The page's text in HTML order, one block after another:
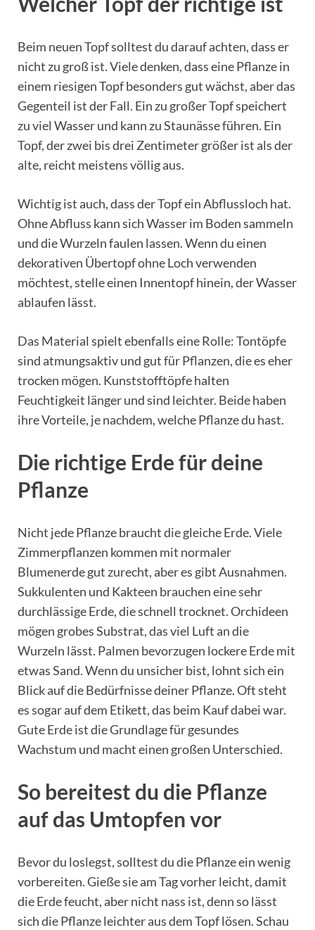
Beim neuen Topf solltest du darauf achten, dass er
nicht zu groß ist. Viele denken, dass eine Pflanze in
einem riesigen Topf besonders gut wächst, aber das
Gegenteil ist der Fall. Ein zu großer Topf speichert
zu viel Wasser und kann zu Staunässe führen. Ein
Topf, der zwei bis drei Zentimeter größer ist als der
alte, reicht meistens völlig aus.
Wichtig ist auch, dass der Topf ein Abflussloch hat.
Ohne Abfluss kann sich Wasser im Boden sammeln
und die Wurzeln faulen lassen. Wenn du einen
dekorativen Übertopf ohne Loch verwenden
möchtest, stelle einen Innentopf hinein, der Wasser
ablaufen lässt.
Das Material spielt ebenfalls eine Rolle: Tontöpfe
sind atmungsaktiv und gut für Pflanzen, die es eher
trocken mögen. Kunststofftöpfe halten
Feuchtigkeit länger und sind leichter. Beide haben
ihre Vorteile, je nachdem, welche Pflanze du hast.
Die richtige Erde für deine
Pflanze
Nicht jede Pflanze braucht die gleiche Erde. Viele
Zimmerpflanzen kommen mit normaler
Blumenerde gut zurecht, aber es gibt Ausnahmen.
Sukkulenten und Kakteen brauchen eine sehr
durchlässige Erde, die schnell trocknet. Orchideen
mögen grobes Substrat, das viel Luft an die
Wurzeln lässt. Palmen bevorzugen lockere Erde mit
etwas Sand. Wenn du unsicher bist, lohnt sich ein
Blick auf die Bedürfnisse deiner Pflanze. Oft steht
es sogar auf dem Etikett, das beim Kauf dabei war.
Gute Erde ist die Grundlage für gesundes
Wachstum und macht einen großen Unterschied.
So bereitest du die Pflanze
auf das Umtopfen vor
Bevor du loslegst, solltest du die Pflanze ein wenig
vorbereiten. Gieße sie am Tag vorher leicht, damit
die Erde feucht, aber nicht nass ist, denn so lässt
sich die Pflanze leichter aus dem Topf lösen. Schau